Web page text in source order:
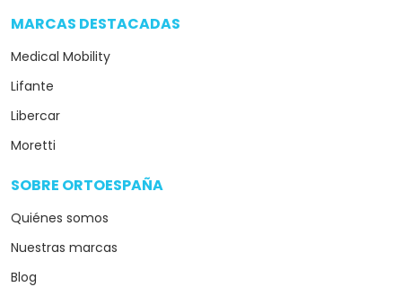
MARCAS DESTACADAS
Medical Mobility
Lifante
Libercar
Moretti
SOBRE ORTOESPAÑA
Quiénes somos
Nuestras marcas
Blog